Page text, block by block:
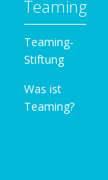
Teaming
Teaming-
Stiftung
Was ist
Teaming?